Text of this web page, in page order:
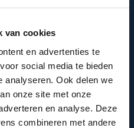
van cookies
en advertenties te
social media te bieden
analyseren. Ook delen we
onze site met onze
en analyse. Deze
combineren met andere
(alarmklasse) je
minuut.